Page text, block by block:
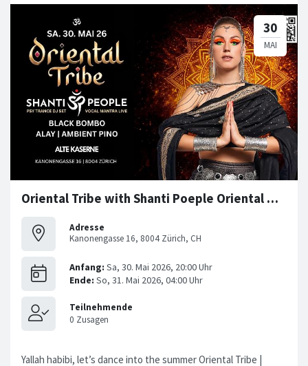
Oriental Tribe with Shanti Poeple Oriental Music Rave
Adresse
Kanonengasse 16, 8004 Zürich, CH
Yallah habibi, let’s dance into the summer Oriental Tribe |